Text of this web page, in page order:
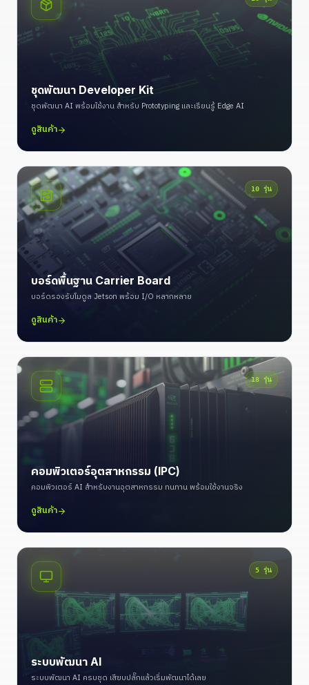
ชุดพัฒนา Developer Kit
ชุดพัฒนา AI พร้อมใช้งาน สำหรับ Prototyping และเรียนรู้ Edge AI
ดูสินค้า
10 รุ่น
บอร์ดพื้นฐาน Carrier Board
บอร์ดรองรับโมดูล Jetson พร้อม I/O หลากหลาย
ดูสินค้า
18 รุ่น
คอมพิวเตอร์อุตสาหกรรม (IPC)
คอมพิวเตอร์ AI สำหรับงานอุตสาหกรรม ทนทาน พร้อมใช้งานจริง
ดูสินค้า
5 รุ่น
ระบบพัฒนา AI
ระบบพัฒนา AI ครบชุด เสียบปลั๊กแล้วเริ่มพัฒนาได้เลย